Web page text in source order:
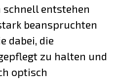
schnell entstehen
beanspruchten
dabei, die
zu halten und
optisch